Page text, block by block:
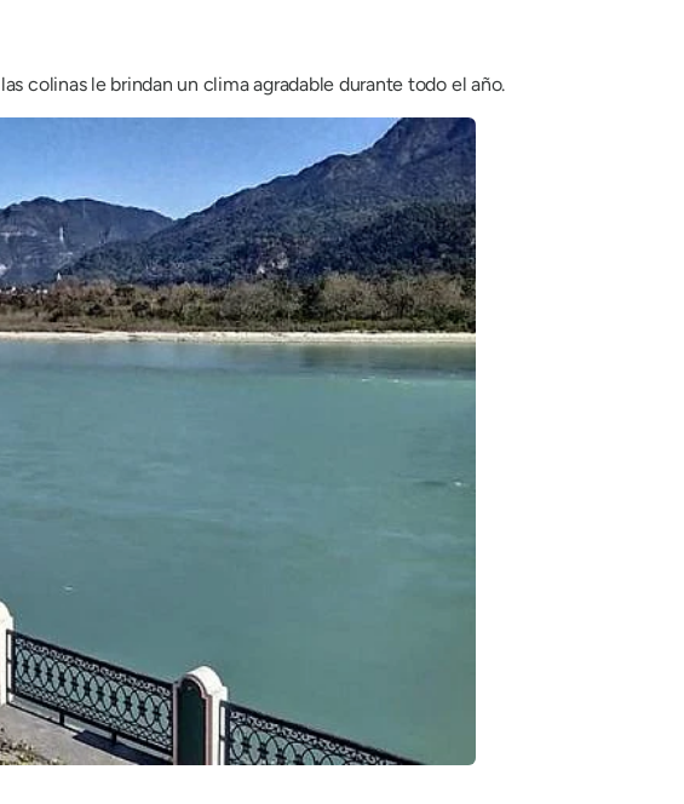
colinas le brindan un clima agradable durante todo el año.